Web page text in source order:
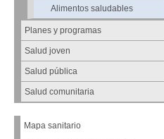
Alimentos saludables
Planes y programas
Salud joven
Salud pública
Salud comunitaria
Mapa sanitario